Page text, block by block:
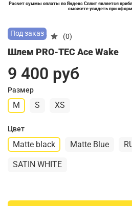
Расчет суммы оплаты по Яндекс Сплит является
сможете увидеть при
Под заказ (0)
Шлем PRO-TEC Ace Wake
9 400 руб
Размер
M S XS
Цвет
Matte black Matte Blue
SATIN WHITE